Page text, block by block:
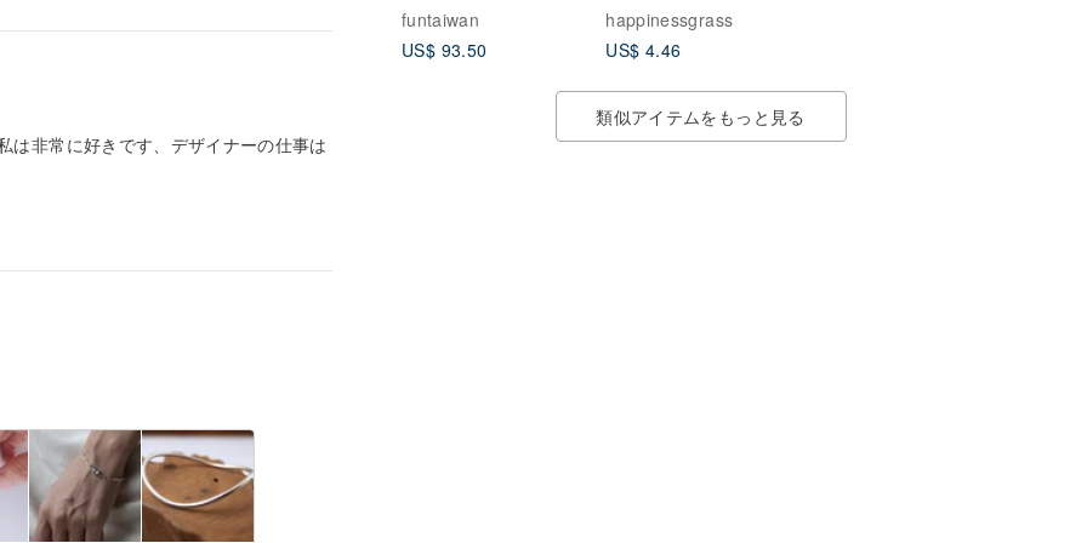
funtaiwan
US$ 93.50
happinessgrass
US$ 4.46
類似アイテムをもっと見る
は非常に好きです、デザイナーの仕事は